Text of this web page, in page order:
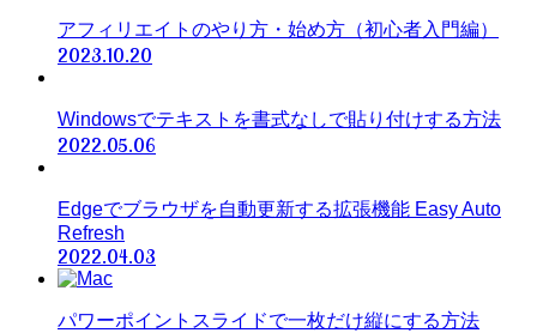
アフィリエイトのやり方・始め方（初心者入門編）
2023.10.20
Windowsでテキストを書式なしで貼り付けする方法
2022.05.06
Edgeでブラウザを自動更新する拡張機能 Easy Auto
Refresh
2022.04.03
パワーポイントスライドで一枚だけ縦にする方法